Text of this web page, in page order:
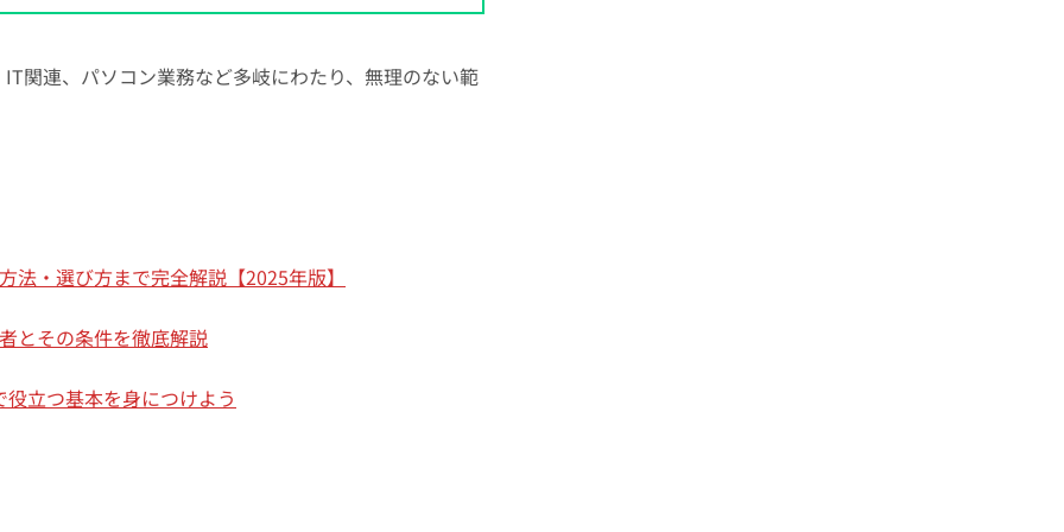
関連、パソコン業務など多岐にわたり、無理のない範
・選び方まで完全解説【2025年版】
とその条件を徹底解説
立つ基本を身につけよう